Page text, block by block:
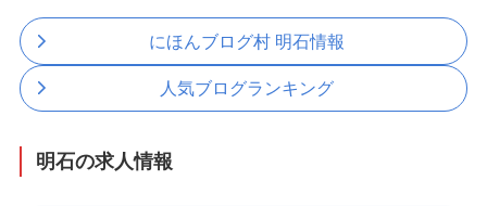
にほんブログ村 明石情報
人気ブログランキング
明石の求人情報